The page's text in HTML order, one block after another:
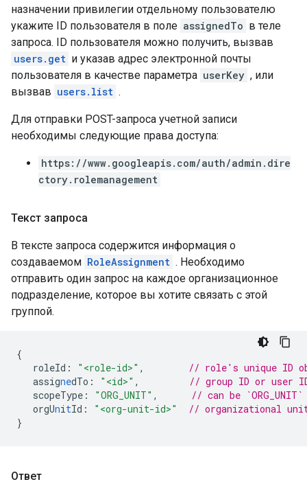
назначении привилегии отдельному пользователю
укажите ID пользователя в поле assignedTo в теле
запроса. ID пользователя можно получить, вызвав
users.get и указав адрес электронной почты
пользователя в качестве параметра userKey , или
вызвав users.list .
Для отправки POST-запроса учетной записи
необходимы следующие права доступа:
https://www.googleapis.com/auth/admin.dire
ctory.rolemanagement
Текст запроса
В тексте запроса содержится информация о
создаваемом RoleAssignment . Необходимо
отправить один запрос на каждое организационное
подразделение, которое вы хотите связать с этой
группой.
{
roleId : "<role-id>" ,
// role's unique ID
assignedTo : "<id>" ,
// group ID or user
scopeType : "ORG_UNIT" ,
// can be `ORG_UNIT`
orgUnitId : "<org-unit-id>"
// organizational
}
Ответ